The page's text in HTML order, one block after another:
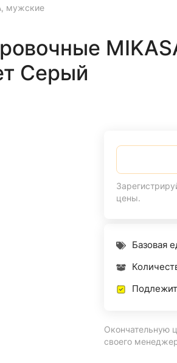
мужские
Серый
цены.
Базовая
Окончательную
своего